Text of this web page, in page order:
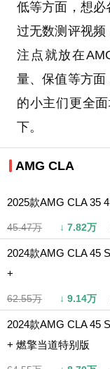
低等方面，想
过无数测评视
注点就放在
量、保值等方
的小主们更全
下。
AMG CLA
2025款AMG CLA 35
45.47万 ↓ 7.82万
2024款AMG CLA 45
+
62.55万 ↓ 9.14万
2024款AMG CLA 45
+ 燃擎当道特别版